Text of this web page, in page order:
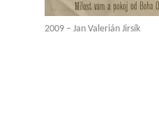
2009 – Jan Valerián Jirsík